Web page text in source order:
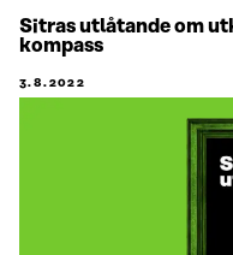
Sitras utlåtande om
kompass
3.8.2022